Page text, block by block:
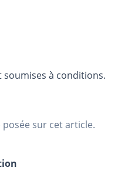
à conditions.
sur cet article.